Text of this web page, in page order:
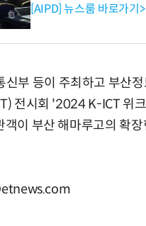
[AIPD] 뉴스룸 바로가기>
신부 등이 주최하고 부산
전시회 '2024 K-ICT 위
이 부산 해마루고의 확